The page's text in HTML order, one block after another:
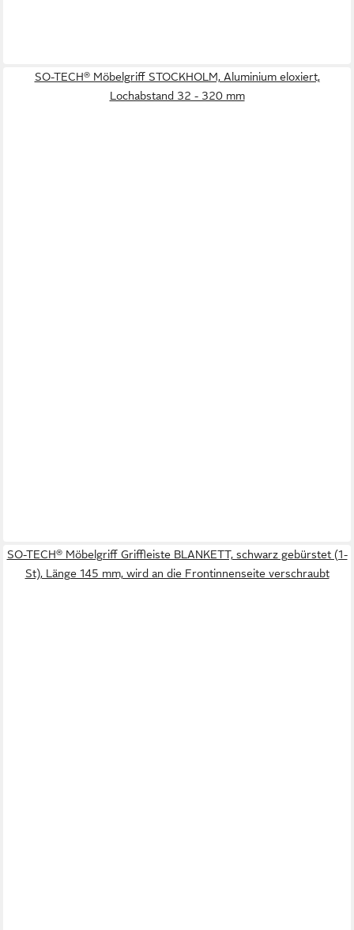
SO-TECH® Möbelgriff STOCKHOLM, Aluminium eloxiert,
Lochabstand 32 - 320 mm
SO-TECH® Möbelgriff Griffleiste BLANKETT, schwarz gebürstet (1-
St), Länge 145 mm, wird an die Frontinnenseite verschraubt